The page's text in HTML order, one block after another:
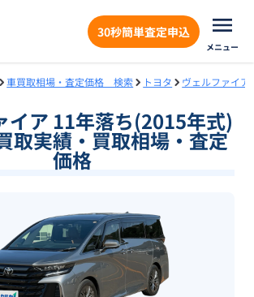
30秒簡単査定申込
メニュー
車買取相場・査定価格 検索 トヨタ ヴェルファイア
イア 11年落ち(2015年式)
取実績・買取相場・査定
価格